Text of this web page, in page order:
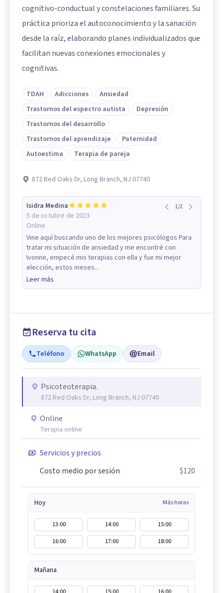
cognitivo-conductual y constelaciones familiares. Su
práctica prioriza el autoconocimiento y la sanación
desde la raíz, elaborando planes individualizados que
facilitan nuevas conexiones emocionales y
cognitivas.
TDAH Adicciones
Ansiedad
Trastornos del espectro autista
Depresión
Trastornos del desarrollo
Trastornos del aprendizaje
Paternidad
Autoestima
Terapia de pareja
872 Red Oaks Dr, Long Branch, NJ 07740
Isidra Medina
5 de octubre de 2023
Online
1/2
Vine aquí buscando uno de los mejores psicólogos Para
tratar mi situación de ansiedad y me encontré con
Ivonne, empecé mis terapias con ella y fue mi mejor
elección, estos meses...
Leer más
Reserva tu cita
Teléfono WhatsApp Email
Psicoteoterapia.
872 Red Oaks Dr, Long Branch, NJ 07740
Online
Terapia online
Servicios y precios
Costo medio por sesión
$120
Hoy Más horas
13:00 14:00
15:00
16:00
17:00 18:00
Mañana